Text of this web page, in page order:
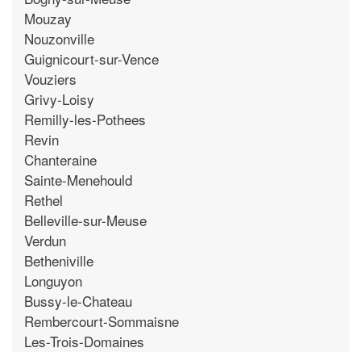
Mouzay
Nouzonville
Guignicourt-sur-Vence
Vouziers
Grivy-Loisy
Remilly-les-Pothees
Revin
Chanteraine
Sainte-Menehould
Rethel
Belleville-sur-Meuse
Verdun
Betheniville
Longuyon
Bussy-le-Chateau
Rembercourt-Sommaisne
Les-Trois-Domaines